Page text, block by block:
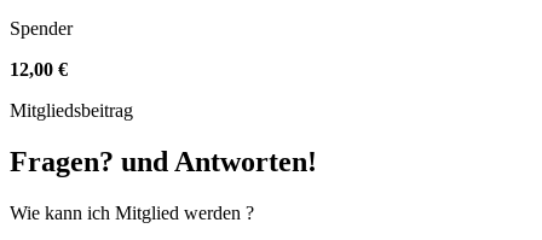
Spender
12,00 €
Mitgliedsbeitrag
Fragen? und Antworten!
Wie kann ich Mitglied werden ?